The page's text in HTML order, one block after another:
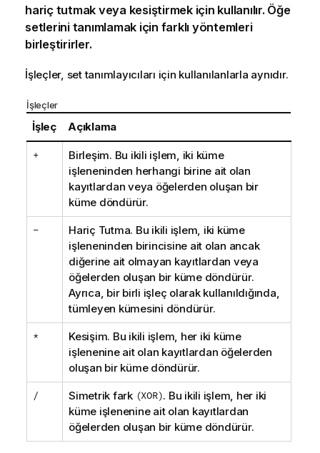
hariç tutmak veya kesiştirmek için kullanılır. Öğe
setlerini tanımlamak için farklı yöntemleri
birleştirirler.
İşleçler, set tanımlayıcıları için kullanılanlarla aynıdır.
İşleçler
İşleç Açıklama
+
Birleşim. Bu ikili işlem, iki küme
işleneninden herhangi birine ait olan
kayıtlardan veya öğelerden oluşan bir
küme döndürür.
-
Hariç Tutma. Bu ikili işlem, iki küme
işleneninden birincisine ait olan ancak
diğerine ait olmayan kayıtlardan veya
öğelerden oluşan bir küme döndürür.
Ayrıca, bir birli işleç olarak kullanıldığında,
tümleyen kümesini döndürür.
*
Kesişim. Bu ikili işlem, her iki küme
işlenenine ait olan kayıtlardan öğelerden
oluşan bir küme döndürür.
/ Simetrik fark (XOR). Bu ikili işlem, her iki
küme işlenenine ait olan kayıtlardan
öğelerden oluşan bir küme döndürür.